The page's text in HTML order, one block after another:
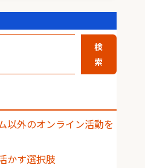
検
索
以外のオンライン活動を
かす選択肢